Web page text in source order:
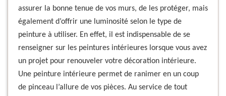
assurer la bonne tenue de vos murs, de les protéger, mais
également d’offrir une luminosité selon le type de
peinture à utiliser. En effet, il est indispensable de se
renseigner sur les peintures intérieures lorsque vous avez
un projet pour renouveler votre décoration intérieure.
Une peinture intérieure permet de ranimer en un coup
de pinceau l’allure de vos pièces. Au service de tout